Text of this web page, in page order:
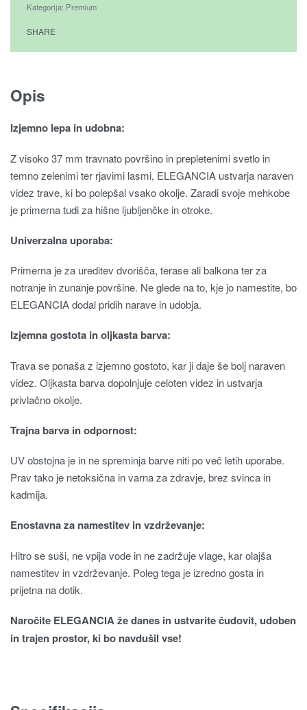
Kategorija: Premium
SHARE
Opis
Izjemno lepa in udobna:
Z visoko 37 mm travnato površino in prepletenimi svetlo in
temno zelenimi ter rjavimi lasmi, ELEGANCIA ustvarja naraven
videz trave, ki bo polepšal vsako okolje. Zaradi svoje mehkobe
je primerna tudi za hišne ljubljenčke in otroke.
Univerzalna uporaba:
Primerna je za ureditev dvorišča, terase ali balkona ter za
notranje in zunanje površine. Ne glede na to, kje jo namestite, bo
ELEGANCIA dodal pridih narave in udobja.
Izjemna gostota in oljkasta barva:
Trava se ponaša z izjemno gostoto, kar ji daje še bolj naraven
videz. Oljkasta barva dopolnjuje celoten videz in ustvarja
privlačno okolje.
Trajna barva in odpornost:
UV obstojna je in ne spreminja barve niti po več letih uporabe.
Prav tako je netoksična in varna za zdravje, brez svinca in
kadmija.
Enostavna za namestitev in vzdrževanje:
Hitro se suši, ne vpija vode in ne zadržuje vlage, kar olajša
namestitev in vzdrževanje. Poleg tega je izredno gosta in
prijetna na dotik.
Naročite ELEGANCIA že danes in ustvarite čudovit, udoben
in trajen prostor, ki bo navdušil vse!